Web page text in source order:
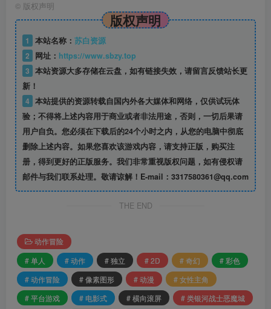
© 版权声明
版权声明
1 本站名称： 苏白资源
2
网址： https://www.sbzy.top
3 本站资源大多存储在云盘，如有链接失效，请留言反馈站长更
新！
4 本站提供的资源转载自国内外各大媒体和网络，仅供试玩体
验；不得将上述内容用于商业或者非法用途，否则，一切后果请
用户自负。您必须在下载后的24个小时之内，从您的电脑中彻底
删除上述内容。如果您喜欢该游戏内容，请支持正版，购买注
册，得到更好的正版服务。我们非常重视版权问题，如有侵权请
邮件与我们联系处理。敬请谅解！E-mail：3317580361@qq.com
THE END
动作冒险
# 单人
# 动作 # 独立 # 2D # 奇幻
# 彩色
# 动作冒险
# 像素图形 # 动漫
# 女性主角
# 平台游戏
# 电影式 # 横向滚屏
# 类银河战士恶魔城